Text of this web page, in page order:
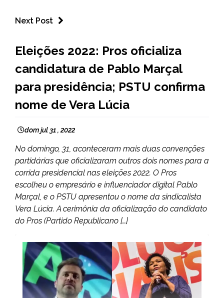
Next Post
Eleições 2022: Pros oficializa
candidatura de Pablo Marçal
para presidência; PSTU confirma
nome de Vera Lúcia
dom jul 31 , 2022
No domingo, 31, aconteceram mais duas convenções
partidárias que oficializaram outros dois nomes para a
corrida presidencial nas eleições 2022. O Pros
escolheu o empresário e influenciador digital Pablo
Marçal, e o PSTU apresentou o nome da sindicalista
Vera Lúcia. A cerimônia da oficialização do candidato
do Pros (Partido Republicano […]